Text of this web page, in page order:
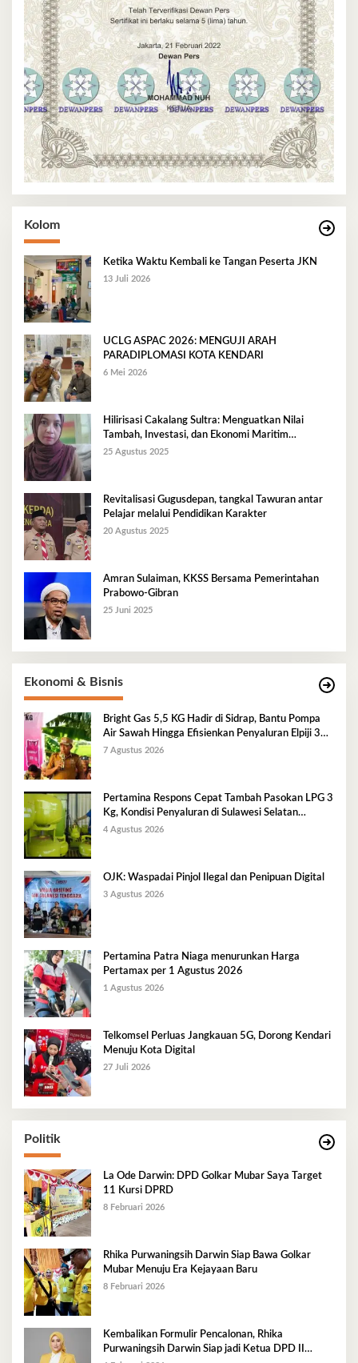
Kolom
Ketika Waktu Kembali ke Tangan Peserta JKN
13 Juli 2026
UCLG ASPAC 2026: MENGUJI ARAH
PARADIPLOMASI KOTA KENDARI
6 Mei 2026
Hilirisasi Cakalang Sultra: Menguatkan Nilai
Tambah, Investasi, dan Ekonomi Maritim
Berkelanjutan
25 Agustus 2025
Revitalisasi Gugusdepan, tangkal Tawuran antar
Pelajar melalui Pendidikan Karakter
20 Agustus 2025
Amran Sulaiman, KKSS Bersama Pemerintahan
Prabowo-Gibran
25 Juni 2025
Ekonomi & Bisnis
Bright Gas 5,5 KG Hadir di Sidrap, Bantu Pompa
Air Sawah Hingga Efisienkan Penyaluran Elpiji 3
Kg
7 Agustus 2026
Pertamina Respons Cepat Tambah Pasokan LPG 3
Kg, Kondisi Penyaluran di Sulawesi Selatan
Berlangsung Kondusif
4 Agustus 2026
OJK: Waspadai Pinjol Ilegal dan Penipuan Digital
3 Agustus 2026
Pertamina Patra Niaga menurunkan Harga
Pertamax per 1 Agustus 2026
1 Agustus 2026
Telkomsel Perluas Jangkauan 5G, Dorong Kendari
Menuju Kota Digital
27 Juli 2026
Politik
La Ode Darwin: DPD Golkar Mubar Saya Target
11 Kursi DPRD
8 Februari 2026
Rhika Purwaningsih Darwin Siap Bawa Golkar
Mubar Menuju Era Kejayaan Baru
8 Februari 2026
Kembalikan Formulir Pencalonan, Rhika
Purwaningsih Darwin Siap jadi Ketua DPD II